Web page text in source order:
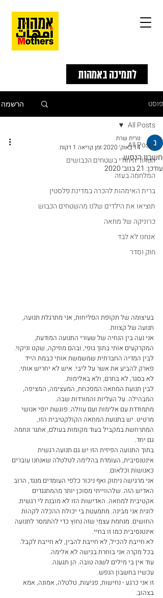
לתמיכה באמהות
פוסט הרשמה
All Posts
הטרור היהודי בשטחים הכבושים
המלחמה בעזה
ברית האימהות להכרה במדינת פלסטין
תוציאו את הילדים שלנו מהשטחים הכבוש
כרוניקה של מחאה
אנחנו לא לבד
חוק וסדר
All Posts
חשבון הנפש
נורית שרת
14 באוק׳ 2020
זמן קריאה 1 דקות
עודכן: 21 בנוב׳ 2020
בעיצומה של תקופת הסליחות, אני מתרגלת תנועה,
תנועה של קצוות.
אני נעה בין הנחיה של שעורי התנועה המודעת,
המקרקעים אותי בתוך גופי, ובהם מוזיקה, שקט וניקוי.
לבין המדיה החברתית שמשמשת אותי כבמת הייד
פארק להביע את אשר על ליבי. איש לא יחריש אותי.
לא בסגר, לא בחרם, ולא באלימות.
לבין תנועת המחאה המפכחת, המעצימה, המציפה,
המבהילה. על העליות והמורדות שבה.
מתמודדת עם אלימות ועם עוולה. פוגשת יופי אנושי
מרטיט. יש בתנועת המחאה הקולקטיבית הזו,
המתרחשת במקביל בעוד מקומות בעולם, אתגר ונחמה
גם יחד.
בתוך התנועה הפיזית הזו יש גם תנועה רגשית
אינטנסיבית, העומדת בהלימה לטלטלה שאנחנו עוברים
כאנושות וכלאום.
אני מרגישה ניתוק ואף ניכור כלפי העומדים מנגד, הרוב
האדיש הזה. שלהווייתי מסוכן יותר מהמתנגדים
אקטיבית למחאה. האדישות הזו לא מובנת לי רגשית.
לוגית אני מבינה. מתמעטת בי יכולת ההכלה לקהות
החושים. מנחמת עצמי שזה נחוץ כדי להתמסר לתנועה
אינטנסיבית כמו זו בחיי.
לא חייבת להכיל, לא חייבת להבין, לא חייבת לקבל.
בכל מקרה אני בוחרת בגישה לא אלימה.
עוד אין בי מילים לשנה טובה. הן תגענה.
עכשיו בחשבון הנפש.
זו אני כרגע - נחישות, פגיעות, טלטלה, אמונה, אמא
בצהוב.